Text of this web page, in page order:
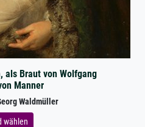
als Braut von Wolfgang
Manner
Waldmüller
wählen